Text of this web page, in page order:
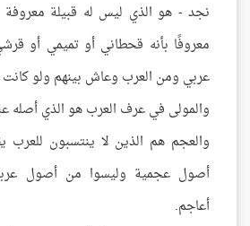
نجد - هو الذي ليس له قبيلة معروفة
معروفًا بأنه قحطاني أو تميمي أو
عربي ومن العرب وعاش بينهم ولو
والمولى في عرف العرب هو الذي أصله
والعجم هم الذين لا ينتسبون
أصول عجمية وليسوا من أصول
أعاجم.